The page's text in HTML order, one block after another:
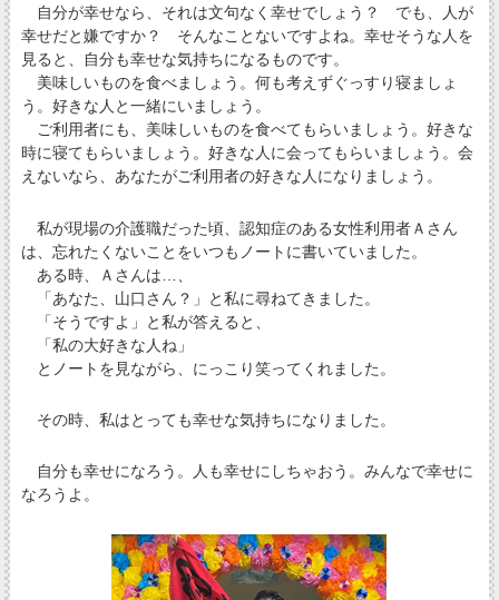
自分が幸せなら、それは文句なく幸せでしょう？ でも、人が
幸せだと嫌ですか？ そんなことないですよね。幸せそうな人を
見ると、自分も幸せな気持ちになるものです。
美味しいものを食べましょう。何も考えずぐっすり寝ましょ
う。好きな人と一緒にいましょう。
ご利用者にも、美味しいものを食べてもらいましょう。好きな
時に寝てもらいましょう。好きな人に会ってもらいましょう。会
えないなら、あなたがご利用者の好きな人になりましょう。
私が現場の介護職だった頃、認知症のある女性利用者Ａさん
は、忘れたくないことをいつもノートに書いていました。
ある時、Ａさんは…、
「あなた、山口さん？」と私に尋ねてきました。
「そうですよ」と私が答えると、
「私の大好きな人ね」
とノートを見ながら、にっこり笑ってくれました。
その時、私はとっても幸せな気持ちになりました。
自分も幸せになろう。人も幸せにしちゃおう。みんなで幸せに
なろうよ。